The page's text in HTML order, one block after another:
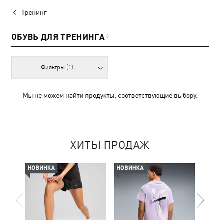
Тренинг
ОБУВЬ ДЛЯ ТРЕНИНГА 0
Фильтры (1)
Мы не можем найти продукты, соответствующие выбору.
ХИТЫ ПРОДАЖ
НОВИНКА НОВИНКА